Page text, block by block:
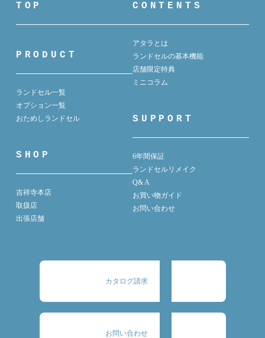
TOP
PRODUCT
ランドセル一覧
オプション一覧
おためしランドセル
SHOP
吉祥寺本店
取扱店
出張店舗
CONTENTS
アタラとは
ランドセルの基本機能
店舗限定特典
ミニコラム
SUPPORT
6年間保証
ランドセルリメイク
Q& A
お買い物ガイド
お問い合わせ
カタログ請求
お問い合わせ